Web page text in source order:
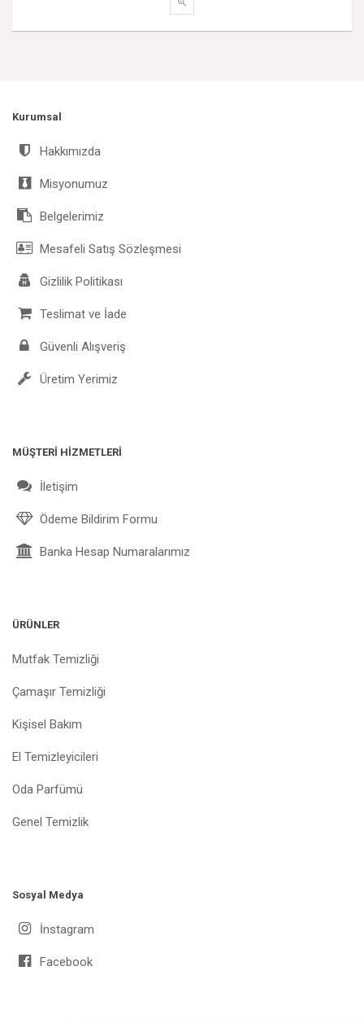
Kurumsal
Hakkımızda
Misyonumuz
Belgelerimiz
Mesafeli Satış Sözleşmesi
Gizlilik Politikası
Teslimat ve İade
Güvenli Alışveriş
Üretim Yerimiz
MÜŞTERİ HİZMETLERİ
İletişim
Ödeme Bildirim Formu
Banka Hesap Numaralarımız
ÜRÜNLER
Mutfak Temizliği
Çamaşır Temizliği
Kişisel Bakım
El Temizleyicileri
Oda Parfümü
Genel Temizlik
Sosyal Medya
İnstagram
Facebook